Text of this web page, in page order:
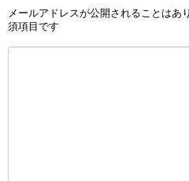
メールアドレスが公開されることはあ
須項目です